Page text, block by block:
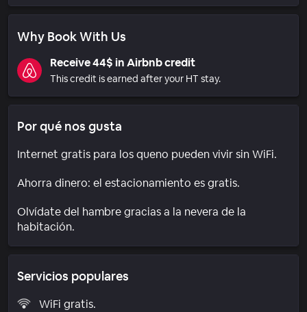
Why Book With Us
Receive 44$ in Airbnb credit
This credit is earned after your HT stay.
Por qué nos gusta
Internet gratis para los queno pueden vivir sin WiFi.
Ahorra dinero: el estacionamiento es gratis.
Olvídate del hambre gracias a la nevera de la
habitación.
Servicios populares
WiFi gratis.